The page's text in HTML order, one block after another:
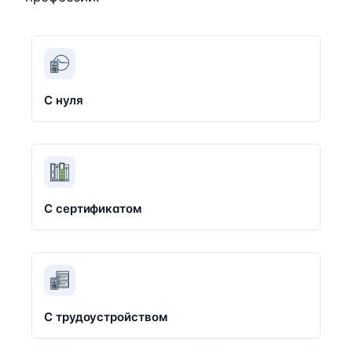
С нуля
С сертификатом
С трудоустройством